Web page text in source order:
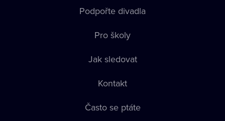
Podpořte divadla
Pro školy
Jak sledovat
Kontakt
Často se ptáte